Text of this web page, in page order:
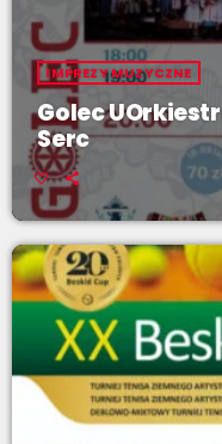
IMPREZY MUZYCZNE
Golec
Serc